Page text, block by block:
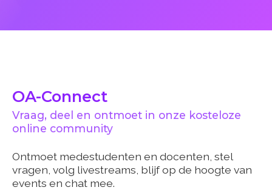
OA-Connect
Vraag, deel en ontmoet in onze kosteloze
online community
Ontmoet medestudenten en docenten, stel
vragen, volg livestreams, blijf op de hoogte van
events en chat mee.